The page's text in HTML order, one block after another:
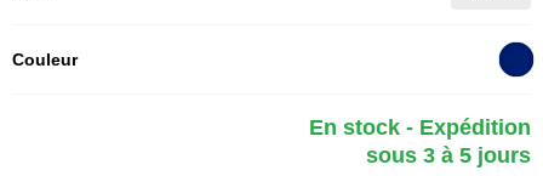
Couleur
En stock - Expédition
sous 3 à 5 jours